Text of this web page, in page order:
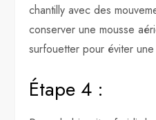
chantilly avec des
conserver une mousse
surfouetter pour éviter
Étape 4 :